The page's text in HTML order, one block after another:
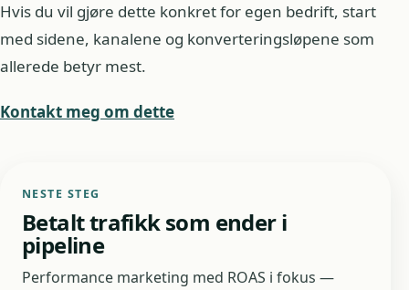
Hvis du vil gjøre dette konkret for egen bedrift, start
med sidene, kanalene og konverteringsløpene som
allerede betyr mest.
Kontakt meg om dette
NESTE STEG
Betalt trafikk som ender i
pipeline
Performance marketing med ROAS i fokus —